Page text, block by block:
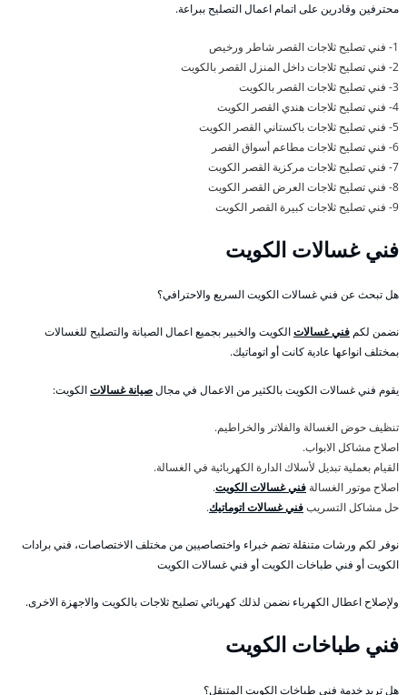
محترفين وقادرين على اتمام اعمال التصليح ببراعة.
1- فني تصليح ثلاجات القصر شاطر ورخيص
2- فني تصليح ثلاجات داخل المنزل القصر بالكويت
3- فني تصليح ثلاجات القصر بالكويت
4- فني تصليح ثلاجات هندي القصر الكويت
5- فني تصليح ثلاجات باكستاني القصر الكويت
6- فني تصليح ثلاجات مطاعم أسواق القصر
7- فني تصليح ثلاجات مركزية القصر الكويت
8- فني تصليح ثلاجات العرض القصر الكويت
9- فني تصليح ثلاجات كبيرة القصر الكويت
فني غسالات الكويت
هل تبحث عن فني غسالات الكويت السريع والاحترافي؟
نضمن لكمفني غسالاتالكويت والخبير بجميع اعمال الصيانة والتصليح للغسالات
بمختلف انواعها عادية كانت أو اتوماتيك.
يقوم فني غسالات الكويت بالكثير من الاعمال في مجالصيانة غسالاتالكويت:
تنظيف حوض الغسالة والفلاتر والخراطيم.
اصلاح مشاكل الابواب.
القيام بعملية تبديل لأسلاك الدارة الكهربائية في الغسالة.
اصلاح موتور الغسالة فني غسالات الكويت.
حل مشاكل التسريبفني غسالات اتوماتيك.
نوفر لكم ورشات متنقلة تضم خبراء واختصاصيين من مختلف الاختصاصات، فني برادات
الكويت أو فني طباخات الكويت أو فني غسالات الكويت
ولإصلاح اعطال الكهرباء نضمن لذلك كهربائي تصليح ثلاجات بالكويت والاجهزة الاخرى.
فني طباخات الكويت
هل تريد خدمة فني طباخات الكويت المتنقل؟